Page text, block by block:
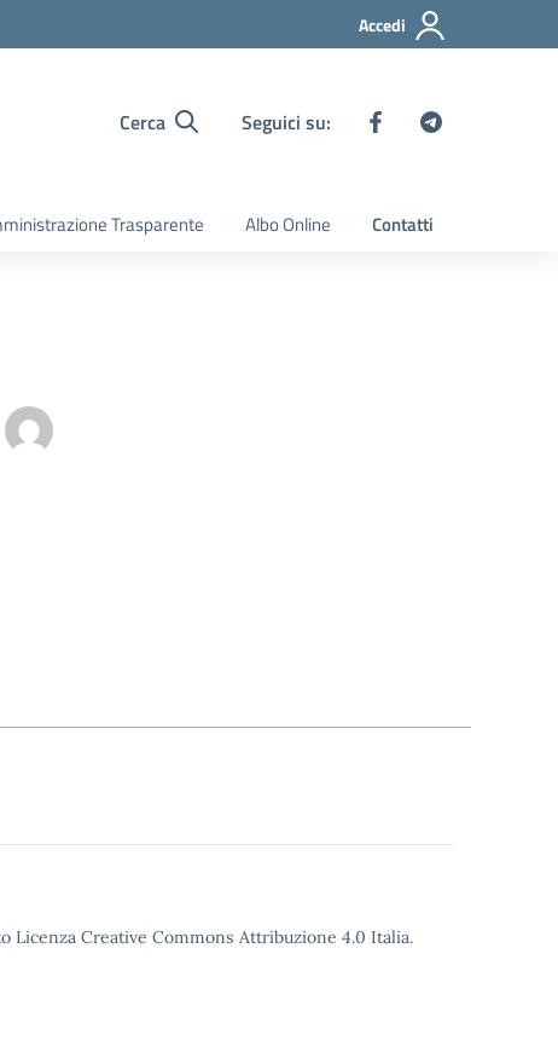
Accedi
Cerca Seguici su:
Trasparente Albo Online Contatti
Licenza Creative Commons Attribuzione 4.0 Italia.